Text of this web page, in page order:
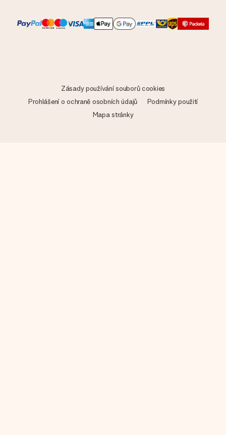
Zásady používání souborů cookies
Prohlášení o ochraně osobních údajů
Podmínky použití
Mapa stránky